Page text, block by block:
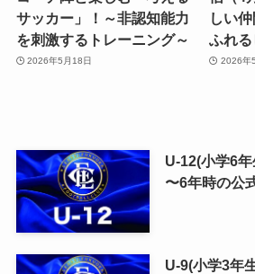
サッカー」！～非認知能力
を刺激するトレーニング～
2026年5月18日
しい
ふれ
2026年
U-12(小学6
〜6年時の公
U-9(小学3年